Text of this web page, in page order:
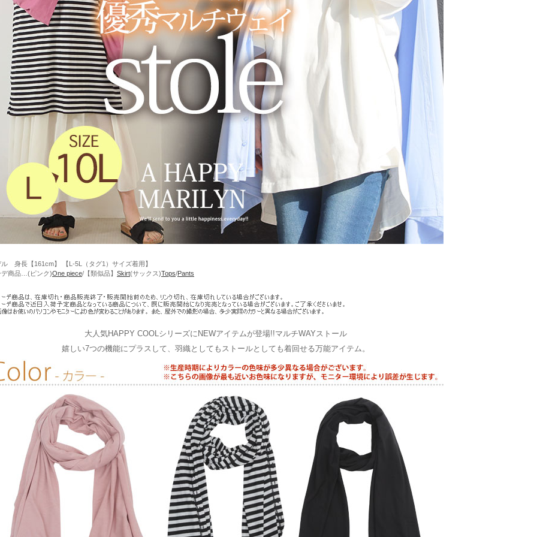
ル 身長【161cm】 【L-5L（タグ1）サイズ着用】
デ商品…(ピンク)One piece/【類似品】 Skirt(サックス)Tops/Pants
大人気HAPPY COOLシリーズにNEWアイテムが登場!!マルチWAYストール
嬉しい7つの機能にプラスして、羽織としてもストールとしても着回せる万能アイテム。